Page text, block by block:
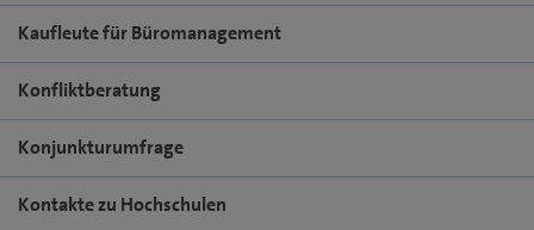
Kaufleute für Büromanagement
Konfliktberatung
Konjunkturumfrage
Kontakte zu Hochschulen